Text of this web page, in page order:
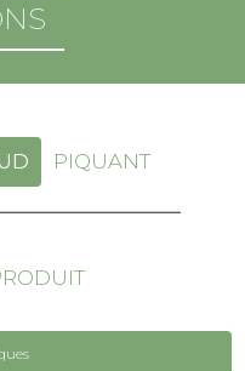
PIQUANT